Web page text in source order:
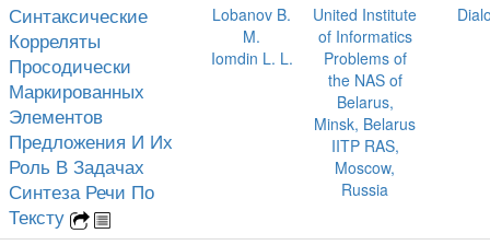
Синтаксические
Корреляты
Просодически
Маркированных
Элементов
Предложения И Их
Роль В Задачах
Синтеза Речи По
Тексту
Lobanov B.
M.
Iomdin L. L.
United Institute
of Informatics
Problems of
the NAS of
Belarus,
Minsk, Belarus
IITP RAS,
Moscow,
Russia